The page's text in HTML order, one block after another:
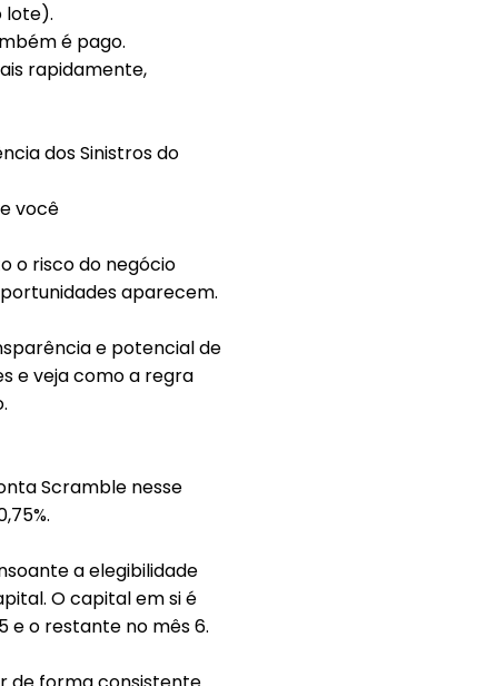
lote).
é pago.
rapidamente,
dosSinistros do
você
o risco do negócio
aparecem.
e potencial de
e veja como a regra
Scramble nesse
.
a elegibilidade
O capital em si é
e o restante no mês 6.